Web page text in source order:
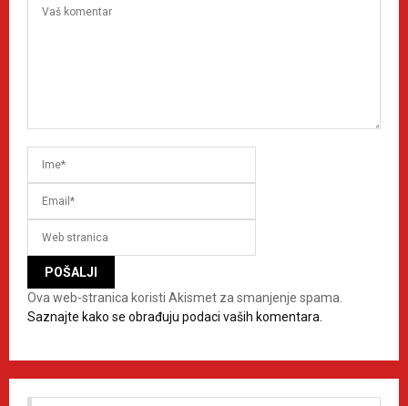
Ova web-stranica koristi Akismet za smanjenje spama.
Saznajte kako se obrađuju podaci vaših komentara.